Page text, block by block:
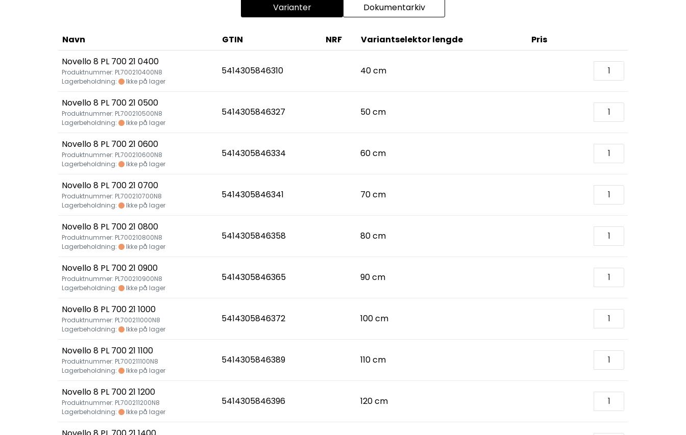
Varianter Dokumentarkiv
Navn GTIN NRF Variantselektor lengde
Pris
Novello 8 PL 700 21 0400
Produktnummer: PL700210400N8
Lagerbeholdning:
Ikke på lager
5414305846310 40 cm
Novello 8 PL 700 21 0500
Produktnummer: PL700210500N8
Lagerbeholdning:
Ikke på lager
5414305846327 50 cm
Novello 8 PL 700 21 0600
Produktnummer: PL700210600N8
Lagerbeholdning:
Ikke på lager
5414305846334 60 cm
Novello 8 PL 700 21 0700
Produktnummer: PL700210700N8
Lagerbeholdning:
Ikke på lager
5414305846341 70 cm
Novello 8 PL 700 21 0800
Produktnummer: PL700210800N8
Lagerbeholdning:
Ikke på lager
5414305846358 80 cm
Novello 8 PL 700 21 0900
Produktnummer: PL700210900N8
Lagerbeholdning:
Ikke på lager
5414305846365 90 cm
Novello 8 PL 700 21 1000
Produktnummer: PL700211000N8
Lagerbeholdning:
Ikke på lager
5414305846372 100 cm
Novello 8 PL 700 21 1100
Produktnummer: PL700211100N8
Lagerbeholdning:
Ikke på lager
5414305846389 110 cm
Novello 8 PL 700 21 1200
Produktnummer: PL700211200N8
Lagerbeholdning:
Ikke på lager
5414305846396 120 cm